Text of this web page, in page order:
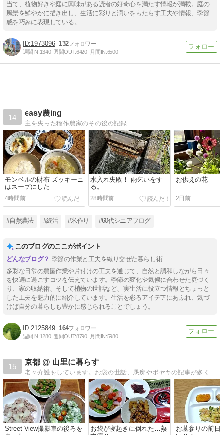
当て、植物好きや庭に興味がある読者の好奇心を満たす情報が満載。庭の
風景を鮮やかに描き出し、生活に彩りと潤いをもたらす工夫や情報、季節
感を巧みに表現している。
1973096 132
週間IN:1340 週間OUT:6420 月間IN:6500
14
easy農ing
主を失った稲作農家のその後の記録
モンベルの財布 ズッキーニ
はスープにした
4時間前
水入れ失敗！ 雨乞いをす
る。
28時間前
お供えの花
2日前
#自然農法 #終活 #米作り #60代シニアブログ
このブログのここがポイント
季節の作業と工夫を織り交ぜた暮らし術
多彩な日常の農園作業や片付けの工夫を通じて、自然と調和しながら日々
を快適に過ごすコツを伝えています。季節の変化や気候に合わせた庭づく
り、家の収納術、そして植物の世話など、実生活に役立つ情報とちょっと
した工夫を魅力的に紹介しています。生活を彩るアイデアにあふれ、気づ
けば自分の暮らしも豊かに感じられることでしょう。
2125849 164
週間IN:1280 週間OUT:8790 月間IN:5980
15
京都 @ 山里に暮らす
老々介護をしています。お袋の世話、愚痴やボヤキの記事が多くなりました。ほぼ日記です。座右の銘「人間万事塞翁が馬」
Street View撮影車の後ろを
お袋が寝起きに倒れた…熱
お墓参りの前